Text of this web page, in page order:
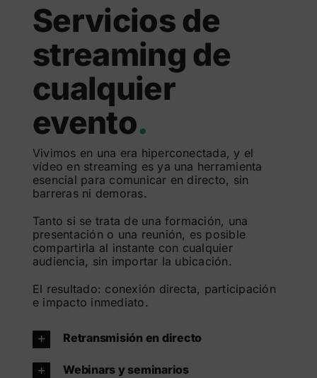
Servicios de
streaming de
cualquier
evento.
Vivimos en una era hiperconectada, y el
vídeo en streaming es ya una herramienta
esencial para comunicar en directo, sin
barreras ni demoras.
Tanto si se trata de una formación, una
presentación o una reunión, es posible
compartirla al instante con cualquier
audiencia, sin importar la ubicación.
El resultado: conexión directa, participación
e impacto inmediato.
Retransmisión en directo
Webinars y seminarios